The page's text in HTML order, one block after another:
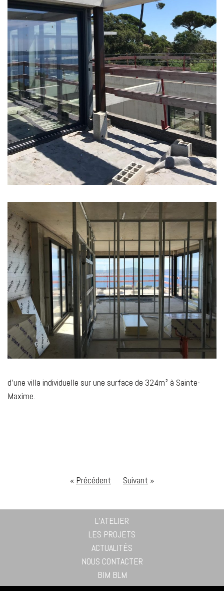
d’une villa individuelle sur une surface de 324m² à Sainte-
Maxime.
« Précédent Suivant »
L’ATELIER
LES PROJETS
ACTUALITÉS
NOUS CONTACTER
BIM BLM